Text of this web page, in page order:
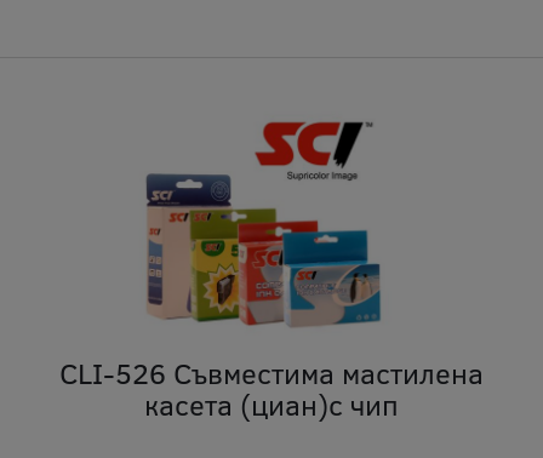
CLI-526 Съвместима мастилена
касета (циан)с чип